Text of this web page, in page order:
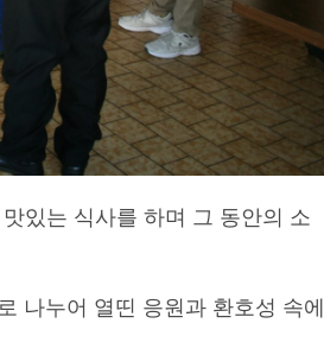
있는 식사를 하며 그 동안의 소
나누어 열띤 응원과 환호성 속에